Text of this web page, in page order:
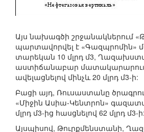
Այս նախագծի շրջանակներում
պարտավորվել է «Գազպրոմին»
տարեկան 10 մլրդ մ3,
աստիճանաբար
ավելացնելով մինչև 20 մլրդ մ3-ի:
Բացի այդ, Ռուսաստանը
«Միջին Ասիա-Կենտրոն»
մլրդ մ3-ից հասցնելով 62 մլրդ մ3-ի:
Այսպիսով, Թուրքմենստանի,